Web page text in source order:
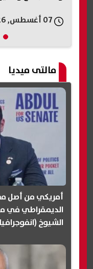
مالتى ميديا
أمريكي من أصل
الديمقراطي في
الشيوخ